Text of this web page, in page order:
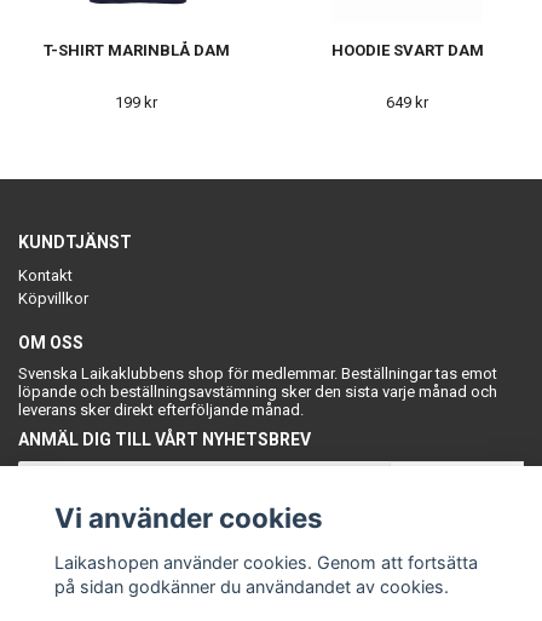
T-SHIRT MARINBLÅ DAM
199 kr
HOODIE SVART DAM
649 kr
KUNDTJÄNST
Kontakt
Köpvillkor
OM OSS
Svenska Laikaklubbens shop för medlemmar. Beställningar tas emot
löpande och beställningsavstämning sker den sista varje månad och
leverans sker direkt efterföljande månad.
ANMÄL DIG TILL VÅRT NYHETSBREV
Vi använder cookies
Laikashopen använder cookies. Genom att fortsätta
på sidan godkänner du användandet av cookies.